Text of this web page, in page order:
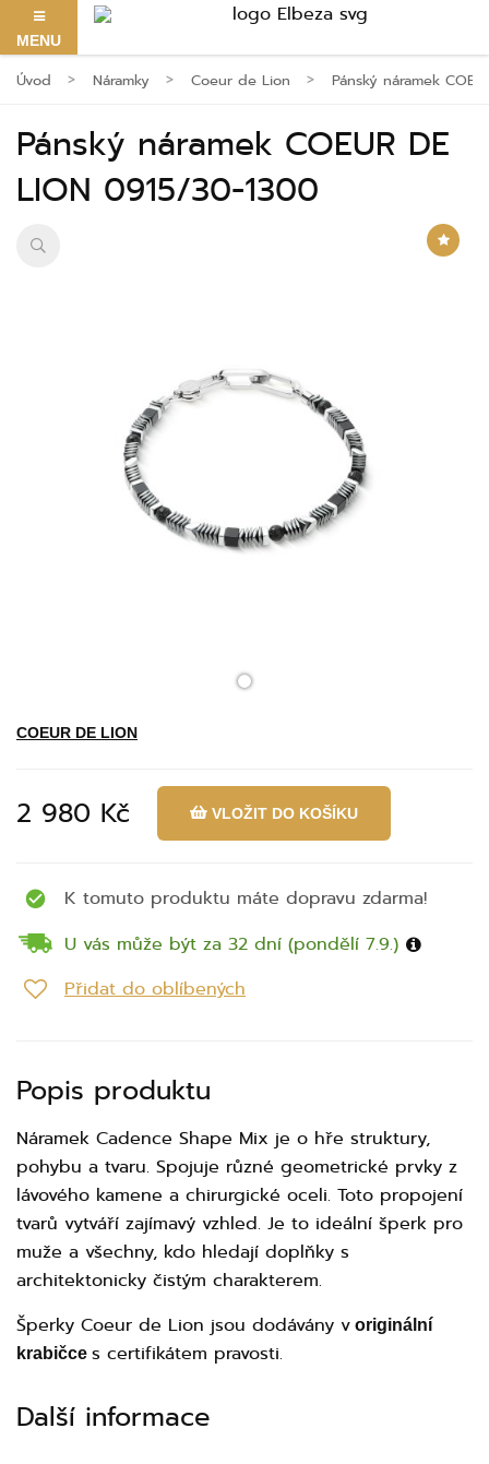
MENU
Úvod Náramky Coeur de Lion Pánský náramek
Pánský náramek COEUR DE
LION 0915/30-1300
COEUR DE LION
2 980 Kč VLOŽIT DO KOŠÍKU
K tomuto produktu máte dopravu zdarma!
U vás může být za 32 dní (pondělí 7.9.)
Přidat do oblíbených
Popis produktu
Náramek Cadence Shape Mix je o hře struktury,
pohybu a tvaru. Spojuje různé geometrické prvky z
lávového kamene a chirurgické oceli. Toto propojení
tvarů vytváří zajímavý vzhled. Je to ideální šperk pro
muže a všechny, kdo hledají doplňky s
architektonicky čistým charakterem.
Šperky Coeur de Lion jsou dodávány v originální
krabičce s certifikátem pravosti.
Další informace